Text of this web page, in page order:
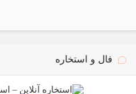
فال و استخاره